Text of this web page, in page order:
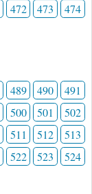
472 473
474
489 490
491
500 501
502
511 512
513
522 523
524